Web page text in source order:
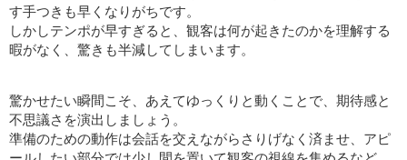
す手つきも早くなりがちです。
しかしテンポが早すぎると、観客は何が起きたのかを理解する
暇がなく、驚きも半減してしまいます。
驚かせたい瞬間こそ、あえてゆっくりと動くことで、期待感と
不思議さを演出しましょう。
準備のための動作は会話を交えながらさりげなく済ませ、アピ